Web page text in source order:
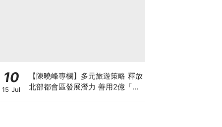
10
15 Jul
【陳曉峰專欄】多元旅遊策略 釋放
北部都會區發展潛力 善用2億「北